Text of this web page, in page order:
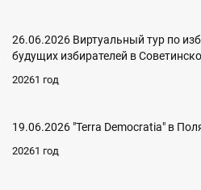
26.06.2026 Виртуальный тур по
будущих избирателей в
20261 год
19.06.2026 "Terra Democratia" в
20261 год